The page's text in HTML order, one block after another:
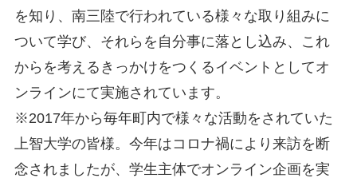
を知り、南三陸で行われている様々な取り組みに
ついて学び、それらを自分事に落とし込み、これ
からを考えるきっかけをつくるイベントとしてオ
ンラインにて実施されています。
※2017年から毎年町内で様々な活動をされていた
上智大学の皆様。今年はコロナ禍により来訪を断
念されましたが、学生主体でオンライン企画を実